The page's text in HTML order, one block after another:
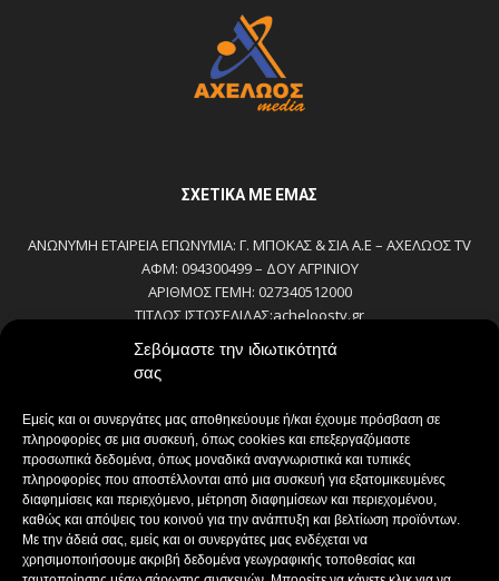
Σεβόμαστε την ιδιωτικότητά
σας
Εμείς και οι συνεργάτες μας αποθηκεύουμε ή/και έχουμε πρόσβαση σε
πληροφορίες σε μια συσκευή, όπως cookies και επεξεργαζόμαστε
προσωπικά δεδομένα, όπως μοναδικά αναγνωριστικά και τυπικές
πληροφορίες που αποστέλλονται από μια συσκευή για εξατομικευμένες
διαφημίσεις και περιεχόμενο, μέτρηση διαφημίσεων και περιεχομένου,
καθώς και απόψεις του κοινού για την ανάπτυξη και βελτίωση προϊόντων.
Με την άδειά σας, εμείς και οι συνεργάτες μας ενδέχεται να
χρησιμοποιήσουμε ακριβή δεδομένα γεωγραφικής τοποθεσίας και
ΣΧΕΤΙΚΆ ΜΕ ΕΜΆΣ
ΑΝΩΝΥΜΗ ΕΤΑΙΡΕΙΑ ΕΠΩΝΥΜΙΑ: Γ. ΜΠΟΚΑΣ & ΣΙΑ Α.Ε – ΑΧΕΛΩΟΣ TV
ΑΦΜ: 094300499 – ΔΟΥ ΑΓΡΙΝΙΟΥ
ΑΡΙΘΜΟΣ ΓΕΜΗ: 027340512000
ΤΙΤΛΟΣ ΙΣΤΟΣΕΛΙΔΑΣ:acheloostv.gr
ΕΔΡΑ-ΔΙΕΥΘΥΝΣΗ: ΚΑΒΑΦΗ 2 – ΑΓ. ΚΩΝ/ΝΟΣ, ΑΓΡΙΝΙΟ , ΤΚ:30027
ΤΗΛΕΦΩΝΟ: 2641022803 – 58800
E-MAIL: bokas@otenet.gr, info@axeloostv.gr
ΙΔΙΟΚΤΗΤΗΣ: Γ. ΜΠΟΚΑΣ & ΣΙΑ Α.Ε
ΝΟΜΙΜΟΣ ΕΚΠΡΟΣΩΠΟΣ: ΜΠΟΚΑΣ ΚΩΝ/ΝΟΣ
ΔΙΕΥΘΥΝΤΗΣ: ΜΠΟΚΑΣ ΚΩΝ/ΝΟΣ
ΔΙΕΥΘΥΝΤΗΣ ΣΥΝΤΑΞΗΣ:ΚΟΥΤΣΙΚΟΣ ΠΑΝΤΕΛΗΣ
ΔΙΑΧΕΙΡΙΣΤΗΣ-ΔΙΚΑΙΟΥΧΟΣ domain: ΜΠΟΚΑΣ ΚΩΝ/ΝΟΣ – Γ. ΜΠΟΚΑΣ &
ΣΙΑ Α.Ε
ΔΗΜΟΣΙΟΓΡΑΦΟΙ:
ΚΟΥΤΣΙΚΟΣ ΠΑΝΤΕΛΗΣ